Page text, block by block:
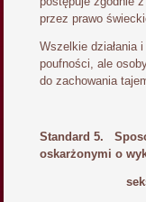
przez prawo
Wszelkie działania
poufności, ale
do zachowania
Standard 5.
oskarżonymi o
seksualne